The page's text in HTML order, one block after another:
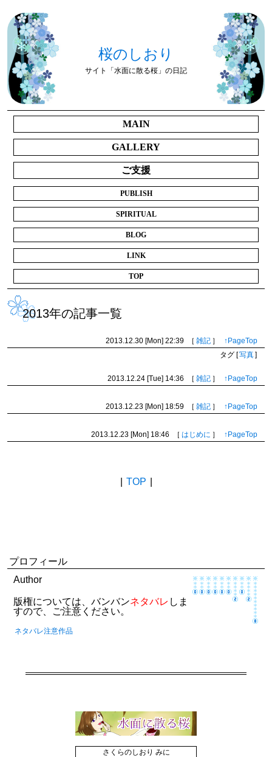
桜のしおり
サイト「水面に散る桜」の日記
MAIN
GALLERY
ご支援
PUBLISH
SPIRITUAL
BLOG
LINK
TOP
2013年の記事一覧
2013.12.30 [Mon] 22:39 ［ 雑記 ］
↑PageTop
タグ [写真]
2013.12.24 [Tue] 14:36 ［ 雑記 ］ ↑PageTop
2013.12.23 [Mon] 18:59 ［ 雑記 ］ ↑PageTop
2013.12.23 [Mon] 18:46 ［ はじめに ］ ↑PageTop
TOP
プロフィール
Author
版権については、バンバンネタバレ しま
すので、ご注意ください。
ネタバレ注意作品
さくらのしおり みに